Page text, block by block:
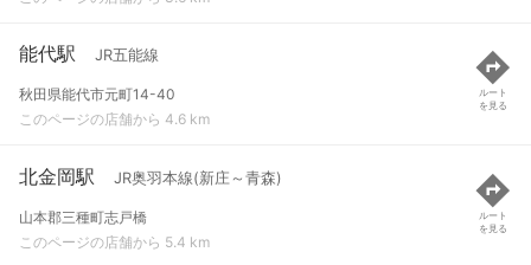
能代駅 JR五能線
秋田県能代市元町14-40
このページの店舗から 4.6 km
ルート
を見る
北金岡駅 JR奥羽本線(新庄～青森)
山本郡三種町志戸橋
このページの店舗から 5.4 km
ルート
を見る